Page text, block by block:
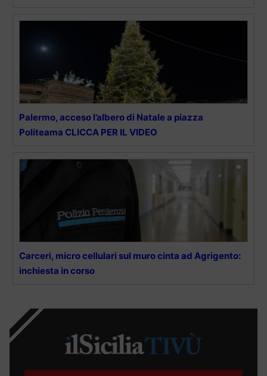
Palermo, acceso l’albero di Natale a piazza
Politeama CLICCA PER IL VIDEO
Carceri, micro cellulari sul muro cinta ad Agrigento:
inchiesta in corso